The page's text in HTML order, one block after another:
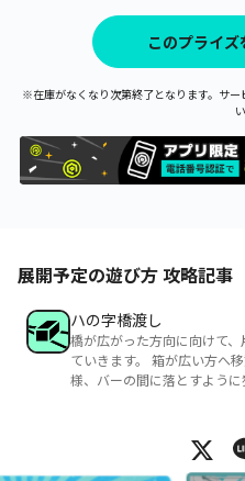
このプライ
※在庫がなくなり次第終了となります。サ
展開予定の遊び方 攻略記事
ハの字橋渡し
橋が広がった方向に向けて
ていきます。 箱が広い方へ
様、バーの間に落とすように
X